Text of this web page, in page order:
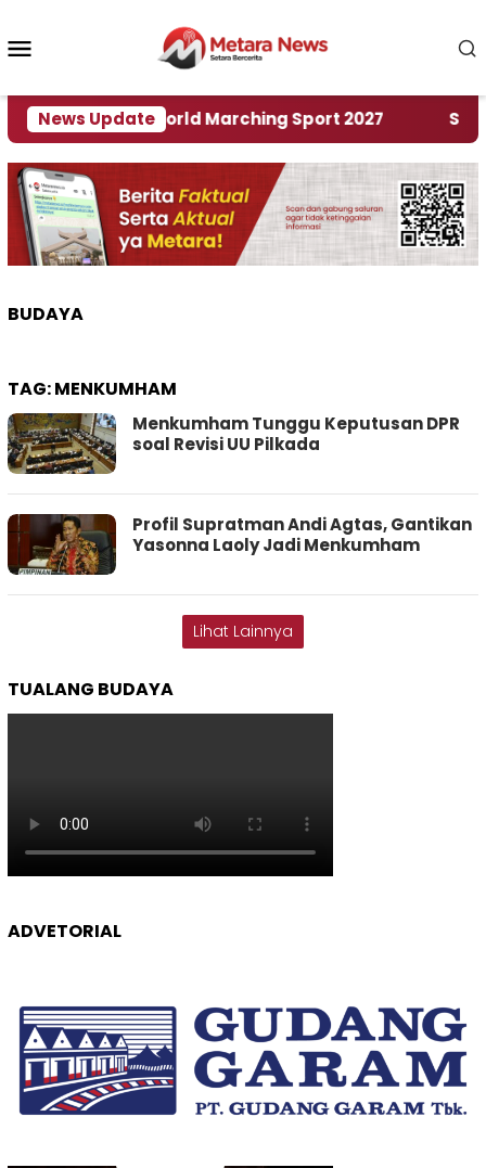
konten
News Update
Rumah World Marching Sport 2027 ‎Soal
BUDAYA
TAG:MENKUMHAM
Menkumham Tunggu Keputusan DPR
soal Revisi UU Pilkada
Profil Supratman Andi Agtas, Gantikan
Yasonna Laoly Jadi Menkumham
Lihat Lainnya
TUALANG BUDAYA
ADVETORIAL